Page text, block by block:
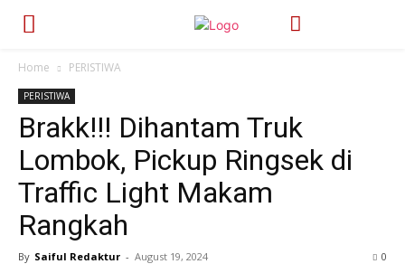
Home PERISTIWA
PERISTIWA
Brakk!!! Dihantam Truk
Lombok, Pickup Ringsek di
Traffic Light Makam
Rangkah
By Saiful Redaktur - August 19, 2024 0